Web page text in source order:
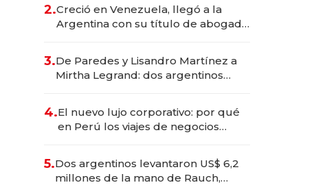
2.Creció en Venezuela, llegó a la
Argentina con su título de abogado
marcas "fast premium"
3.De Paredes y Lisandro Martínez a
Mirtha Legrand: dos argentinos
4.El nuevo lujo corporativo: por qué
en Perú los viajes de negocios
transformadoras
5.Dos argentinos levantaron US$ 6,2
millones de la mano de Rauch,